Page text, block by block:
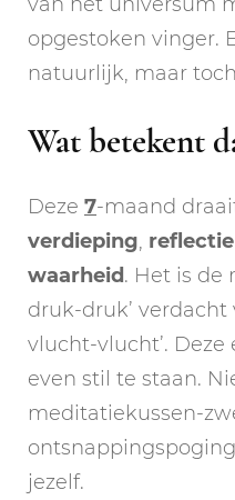
opgestoken vinger.
natuurlijk, maar
Wat betekent
Deze 7-maand
verdieping, reflectie
waarheid. Het is de
druk-druk’
vlucht-vlucht’.
even stil te staan.
meditatiekussen-
jezelf.